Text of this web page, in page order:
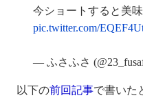
今ショートすると美
pic.twitter.com/
— ふさふさ
以下の前回記事で書いた